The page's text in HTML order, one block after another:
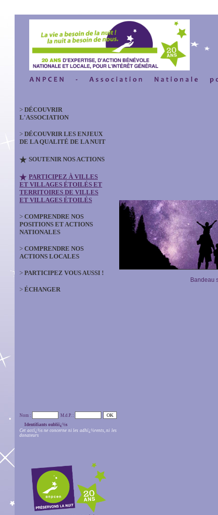
> DÉCOUVRIR
L'ASSOCIATION
> DÉCOUVRIR LES ENJEUX
DE LA QUALITÉ DE LA NUIT
SOUTENIR NOS ACTIONS
PARTICIPEZ À VILLES
ET VILLAGES ÉTOILÉS ET
TERRITOIRES DE VILLES
ET VILLAGES ÉTOILÉS
> COMPRENDRE NOS
POSITIONS ET ACTIONS
NATIONALES
> COMPRENDRE NOS
ACTIONS LOCALES
> PARTICIPEZ VOUS AUSSI !
> ÉCHANGER
Bandeau
Nom :
M.d.P. :
Identifiants oubliï¿½s
Cet accï¿½s ne concerne ni les adhï¿½rents, ni les
donateurs